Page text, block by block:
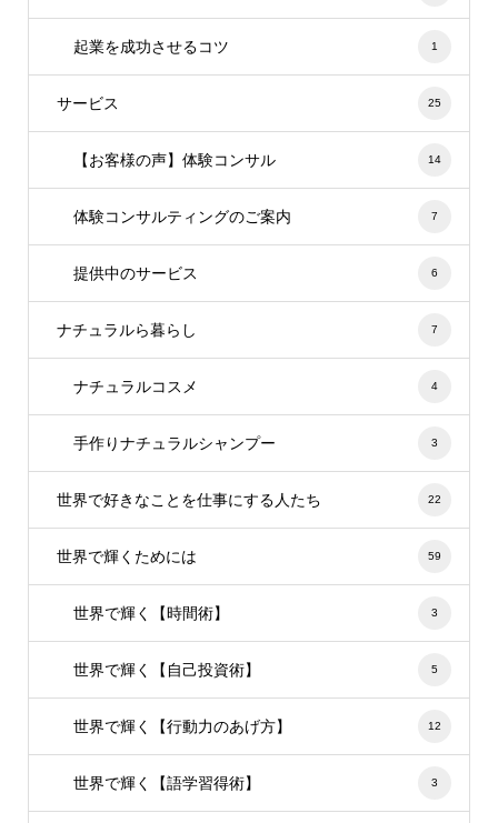
起業を成功させるコツ 1
サービス 25
【お客様の声】体験コンサル 14
体験コンサルティングのご案内 7
提供中のサービス 6
ナチュラルら暮らし 7
ナチュラルコスメ 4
手作りナチュラルシャンプー 3
世界で好きなことを仕事にする人たち 22
世界で輝くためには 59
世界で輝く【時間術】 3
世界で輝く【自己投資術】 5
世界で輝く【行動力のあげ方】 12
世界で輝く【語学習得術】 3